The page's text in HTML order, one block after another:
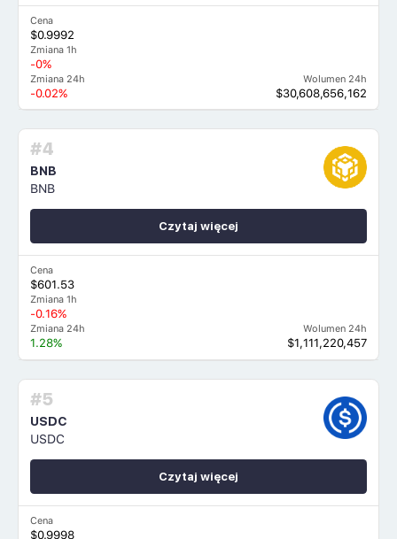
Cena
$0.9992
Zmiana 1h
-0%
Zmiana 24h
-0.02%
Wolumen 24h
$30,608,656,162
#4
BNB
BNB
Cena
$601.53
Zmiana 1h
-0.16%
Zmiana 24h
1.28%
Wolumen 24h
$1,111,220,457
Czytaj więcej
#5
USDC
USDC
Cena
$0.9998
Czytaj więcej